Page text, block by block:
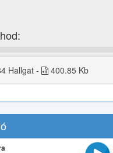
Hallgat - 400.85 Kb